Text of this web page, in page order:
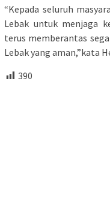
“Kepada seluruh
Lebak untuk menjaga
terus memberantas
Lebak yang aman,”kata
390